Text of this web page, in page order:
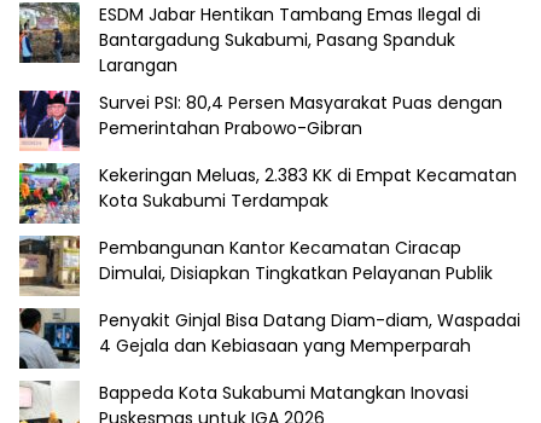
ESDM Jabar Hentikan Tambang Emas Ilegal di
Bantargadung Sukabumi, Pasang Spanduk
Larangan
Survei PSI: 80,4 Persen Masyarakat Puas dengan
Pemerintahan Prabowo-Gibran
Kekeringan Meluas, 2.383 KK di Empat Kecamatan
Kota Sukabumi Terdampak
Pembangunan Kantor Kecamatan Ciracap
Dimulai, Disiapkan Tingkatkan Pelayanan Publik
Penyakit Ginjal Bisa Datang Diam-diam, Waspadai
4 Gejala dan Kebiasaan yang Memperparah
Bappeda Kota Sukabumi Matangkan Inovasi
Puskesmas untuk IGA 2026